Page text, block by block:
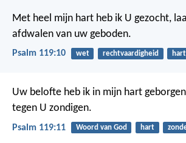
Met heel mijn hart heb ik U gezocht,
afdwalen van uw geboden.
Psalm 119:10 wet rechtvaardigheid hart
Uw belofte heb ik in mijn hart
tegen U zondigen.
Psalm 119:11 Woord van God hart